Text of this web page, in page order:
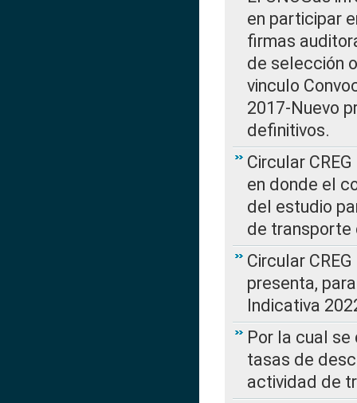
en participar
firmas
de selección
vinculo
2017-Nuevo
definitivos.
Circular
en donde el
del estudio
de transporte
Circular
presenta,
Indicativa
Por la cual
tasas de
actividad de